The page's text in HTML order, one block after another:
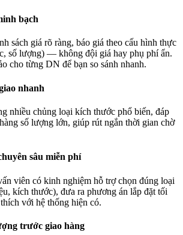
bạch
sách giá rõ ràng, báo giá theo cấu hình thực
số lượng) — không đội giá hay phụ phí ẩn.
cho từng DN để bạn so sánh nhanh.
nhanh
nhiều chủng loại kích thước phổ biến, đáp
số lượng lớn, giúp rút ngắn thời gian chờ
sâu miễn phí
viên có kinh nghiệm hỗ trợ chọn đúng loại
kích thước), đưa ra phương án lắp đặt tối
với hệ thống hiện có.
trước giao hàng